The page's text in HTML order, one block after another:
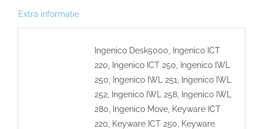
Extra informatie
Ingenico Desk5000, Ingenico ICT
220, Ingenico ICT 250, Ingenico IWL
250, Ingenico IWL 251, Ingenico IWL
252, Ingenico IWL 258, Ingenico IWL
280, Ingenico Move, Keyware ICT
220, Keyware ICT 250, Keyware